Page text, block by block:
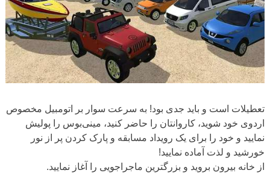
تعطیلات است و باید جدی بود! به سرعت سوار بر اتومبیل مخصوص
اردوی خود شوید، کاروانتان را حاضر کنید، مینی‌بوس را پولیش
نمایید و خود را برای یک رویداد مسابقه و پارک کردن پر از نور
خورشید و لذت آماده نمایید!
از خانه بیرون بروید و بزرگترین ماجراجویی را آغاز نمایید.